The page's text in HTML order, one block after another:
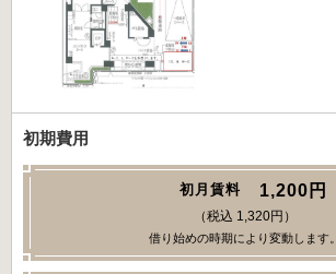
初期費用
初月賃料 1,200円
（税込 1,320円）
借り始めの時期により変動します。